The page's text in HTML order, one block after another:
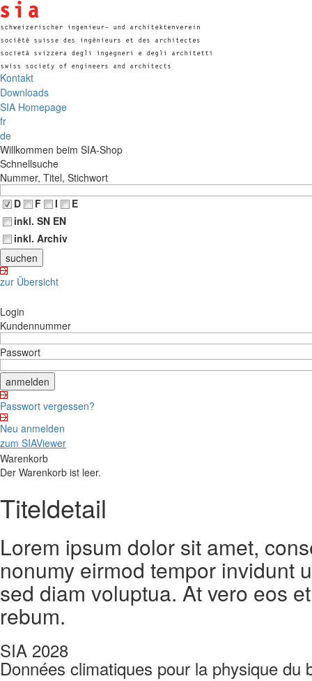
Kontakt
Downloads
SIA Homepage
fr
de
Willkommen beim SIA-Shop
Schnellsuche
Nummer, Titel, Stichwort
D
F I
E
inkl. SN EN
inkl. Archiv
zur Übersicht
Login
Kundennummer
Passwort
Passwort vergessen?
Neu anmelden
zum SIAViewer
Warenkorb
Der Warenkorb ist leer.
Titeldetail
Lorem ipsum dolor sit amet,
nonumy eirmod tempor invidunt
sed diam voluptua. At vero eos
rebum.
SIA 2028
Données climatiques pour la physique du